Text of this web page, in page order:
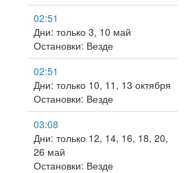
02:51
Дни: только 3, 10 май
Остановки: Везде
02:51
Дни: только 10, 11, 13 октября
Остановки: Везде
03:08
Дни: только 12, 14, 16, 18, 20,
26 май
Остановки: Везде